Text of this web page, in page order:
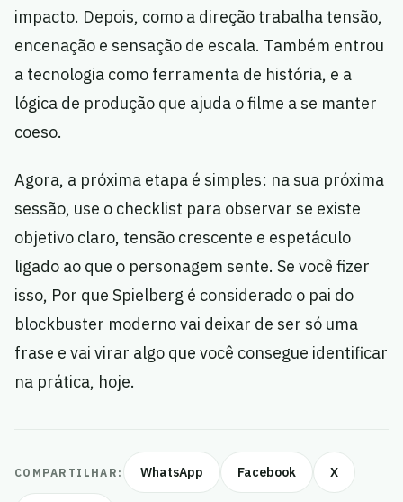
impacto. Depois, como a direção trabalha tensão,
encenação e sensação de escala. Também entrou
a tecnologia como ferramenta de história, e a
lógica de produção que ajuda o filme a se manter
coeso.
Agora, a próxima etapa é simples: na sua próxima
sessão, use o checklist para observar se existe
objetivo claro, tensão crescente e espetáculo
ligado ao que o personagem sente. Se você fizer
isso, Por que Spielberg é considerado o pai do
blockbuster moderno vai deixar de ser só uma
frase e vai virar algo que você consegue identificar
na prática, hoje.
COMPARTILHAR: WhatsApp Facebook X